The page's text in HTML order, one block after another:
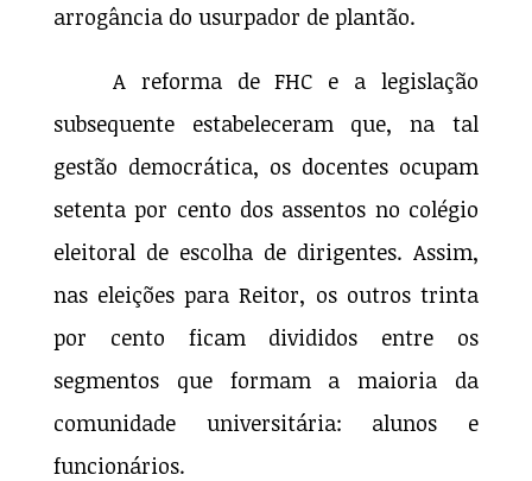
arrogância do usurpador de plantão.
A reforma de FHC e a legislação
subsequente estabeleceram que, na tal
gestão democrática, os docentes ocupam
setenta por cento dos assentos no colégio
eleitoral de escolha de dirigentes. Assim,
nas eleições para Reitor, os outros trinta
por cento ficam divididos entre os
segmentos que formam a maioria da
comunidade universitária: alunos e
funcionários.